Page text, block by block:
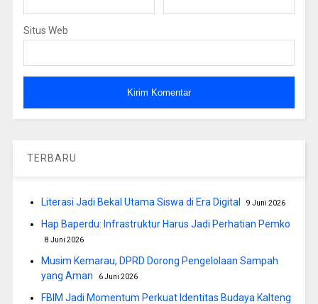
Situs Web
TERBARU
Literasi Jadi Bekal Utama Siswa di Era Digital 9 Juni 2026
Hap Baperdu: Infrastruktur Harus Jadi Perhatian Pemko
8 Juni 2026
Musim Kemarau, DPRD Dorong Pengelolaan Sampah
yang Aman
6 Juni 2026
FBIM Jadi Momentum Perkuat Identitas Budaya Kalteng